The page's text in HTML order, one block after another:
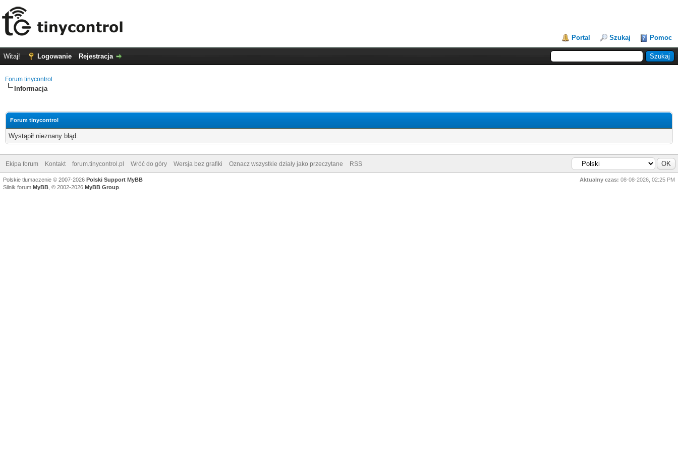
Portal Szukaj Pomoc
Witaj! Logowanie Rejestracja
Forum tinycontrol
Informacja
Forum tinycontrol
Wystąpił nieznany błąd.
Ekipa forum Kontakt forum.tinycontrol.pl Wróć do góry Wersja bez grafiki Oznacz wszystkie działy jako przeczytane RSS
Aktualny czas: 08-08-2026, 02:25 PM
Polskie tłumaczenie © 2007-2026 Polski Support MyBB
Silnik forum MyBB , © 2002-2026 MyBB Group